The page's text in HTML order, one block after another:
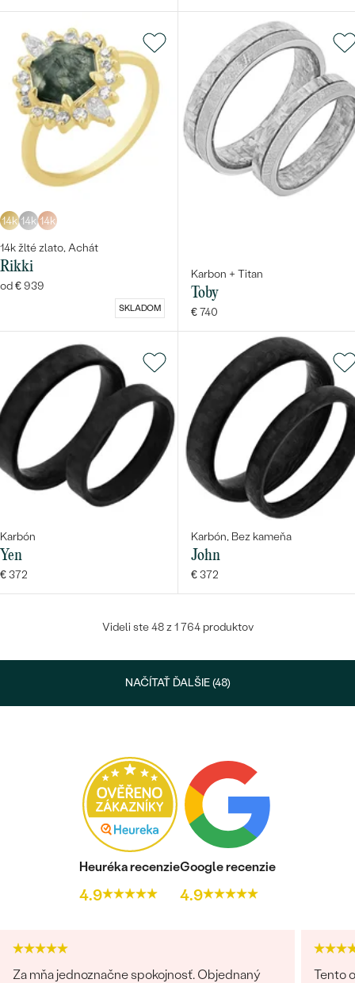
14k 14k 14k
14k žlté zlato, Achát
Rikki
od € 939
SKLADOM
Karbon + Titan
Toby
€ 740
Karbón
Yen
€ 372
Karbón, Bez kameňa
John
€ 372
Videli ste 48 z 1 764 produktov
NAČÍTAŤ ĎALŠIE (48)
Heuréka recenzie
4.9
Google recenzie
4.9
Za mňa jednoznačne spokojnosť. Objednaný
Tento